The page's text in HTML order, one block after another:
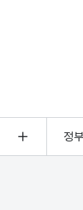
정